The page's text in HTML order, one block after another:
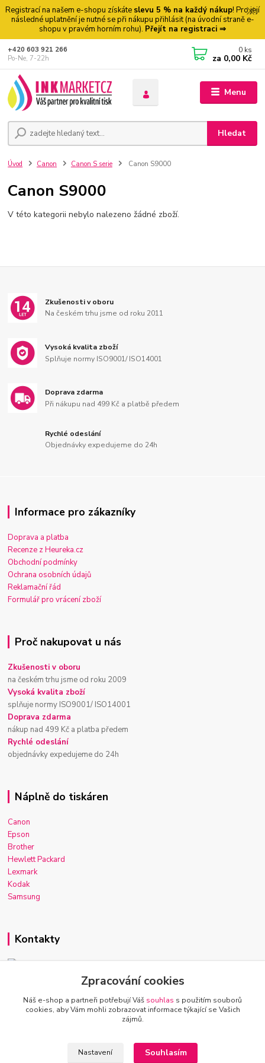
Registrací na našem e-shopu získáte slevu 5 % na každý nákup! Pro její
následné uplatnění je nutné se při nákupu přihlásit (na úvodní straně e-
shopu v pravém horním rohu). Přejít na registraci ⇒
Menu
Hledat
+420 603 921 266
Po-Ne, 7-22h
0 ks
za 0,00 Kč
Úvod Canon Canon S serie Canon S9000
Canon S9000
V této kategorii nebylo nalezeno žádné zboží.
Zkušenosti v oboru
Na českém trhu jsme od roku 2011
Vysoká kvalita zboží
Splňuje normy ISO9001/ ISO14001
Doprava zdarma
Při nákupu nad 499 Kč a platbě předem
Rychlé odeslání
Objednávky expedujeme do 24h
Informace pro zákazníky
Doprava a platba
Recenze z Heureka.cz
Obchodní podmínky
Ochrana osobních údajů
Reklamační řád
Formulář pro vrácení zboží
Proč nakupovat u nás
Zkušenosti v oboru
na českém trhu jsme od roku 2009
Vysoká kvalita zboží
splňuje normy ISO9001/ ISO14001
Doprava zdarma
nákup nad 499 Kč a platba předem
Rychlé odeslání
objednávky expedujeme do 24h
Náplně do tiskáren
Canon
Epson
Brother
Hewlett Packard
Lexmark
Kodak
Samsung
Kontakty
Josef Macek
+420 603 921 266
Po-Ne, 7-22h
Zpracování cookies
Náš e-shop a partneři potřebují Váš souhlas s použitím souborů
cookies, aby Vám mohli zobrazovat informace týkající se Vašich
zájmů.
Nastavení Souhlasím